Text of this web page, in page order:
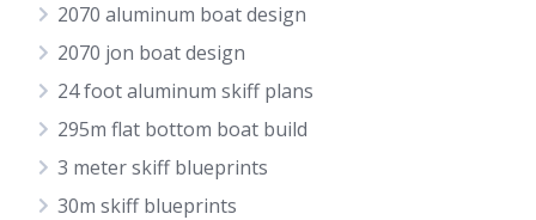
2070 aluminum boat design
2070 jon boat design
24 foot aluminum skiff plans
295m flat bottom boat build
3 meter skiff blueprints
30m skiff blueprints